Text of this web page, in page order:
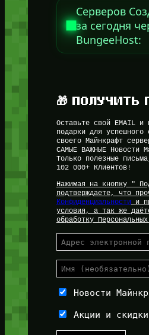
Серверов
за сегодня
BungeeHost:
🎁 ПОЛУЧИТЬ
Оставьте свой EMAIL и
подарки для успешного
своего Майнкрафт
САМЫЕ ВАЖНЫЕ Новости
Только полезные
102 000+ Клиентов!
Нажимая на кнопку "
подтверждаете, что
Конфиденциальностии
условия, а так же
обработку
Новости
Акции и